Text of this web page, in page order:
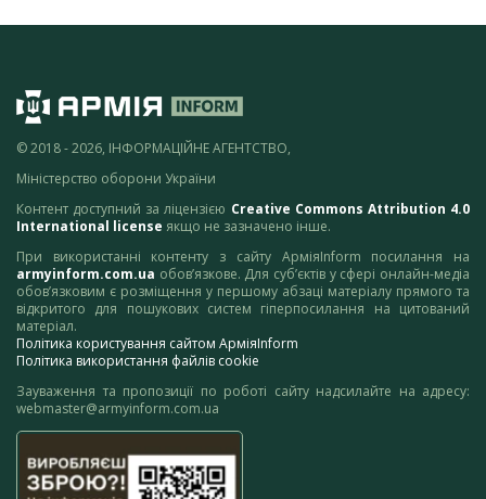
© 2018 - 2026, ІНФОРМАЦІЙНЕ АГЕНТСТВО,
Міністерство оборони України
Контент доступний за ліцензією Creative Commons Attribution 4.0
International license якщо не зазначено інше.
При використанні контенту з сайту АрміяInform посилання на
armyinform.com.ua обов’язкове. Для суб’єктів у сфері онлайн-медіа
обов’язковим є розміщення у першому абзаці матеріалу прямого та
відкритого для пошукових систем гіперпосилання на цитований
матеріал.
Політика користування сайтом АрміяInform
Політика використання файлів cookie
Зауваження та пропозиції по роботі сайту надсилайте на адресу:
webmaster@armyinform.com.ua